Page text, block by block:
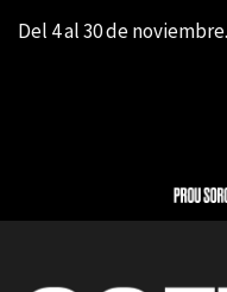
Del 4 al 30 de noviembre.